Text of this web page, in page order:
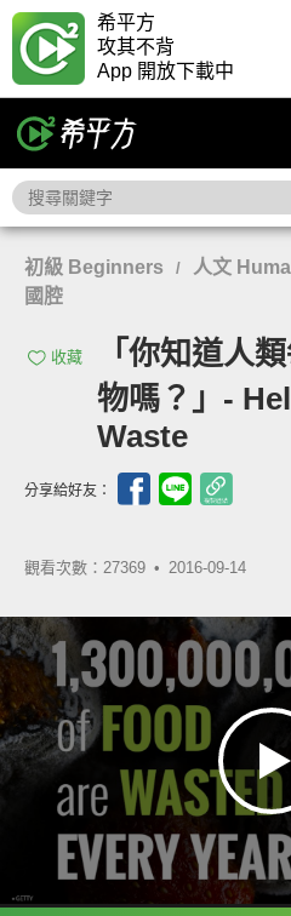
希平方
攻其不背
App 開放下載中
初級 Beginners / 人文
國腔
收藏
「你知道人
物嗎？」-
Waste
分享給好友：
觀看次數：27369 • 2016-09-14